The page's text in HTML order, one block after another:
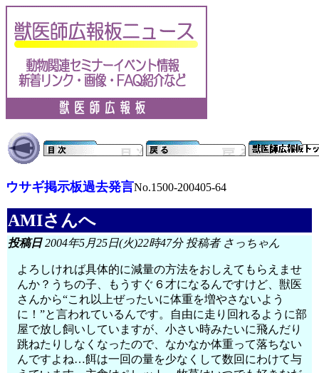
ウサギ掲示板過去発言No.1500-200405-64
AMIさんへ
投稿日2004年5月25日(火)22時47分 投稿者 さっちゃん
よろしければ具体的に減量の方法をおしえてもらえませ
んか？うちの子、もうすぐ６才になるんですけど、獣医
さんから“これ以上ぜったいに体重を増やさないよう
に！”と言われているんです。自由に走り回れるように部
屋で放し飼いしていますが、小さい時みたいに飛んだり
跳ねたりしなくなったので、なかなか体重って落ちない
んですよね…餌は一回の量を少なくして数回にわけて与